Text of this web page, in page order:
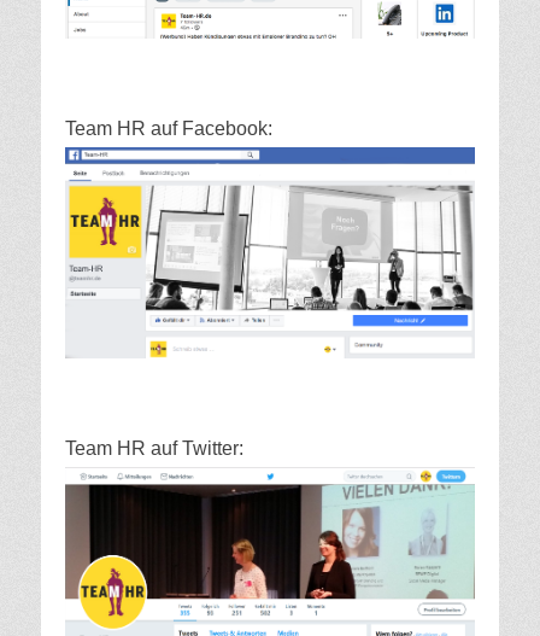
Team HR auf Facebook:
Team HR auf Twitter: